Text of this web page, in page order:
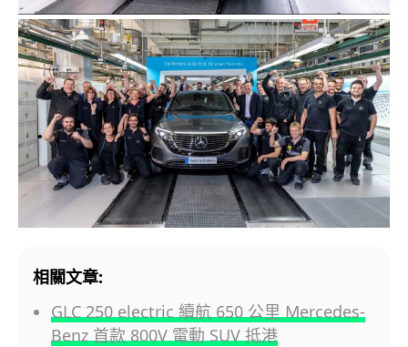
相關文章:
GLC 250 electric 續航 650 公里 Mercedes-
Benz 首款 800V 電動 SUV 抵港